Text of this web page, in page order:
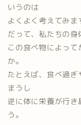
いうのは
よくよく考えてみま
だって、私たちの身
この食べ物によっ
か。
たとえば、食べ過
まうし
逆に体に栄養が行
う。